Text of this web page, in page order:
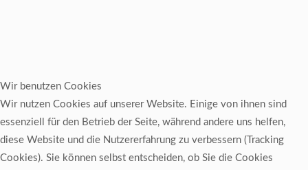
Wir benutzen Cookies
Wir nutzen Cookies auf unserer Website. Einige von ihnen sind
essenziell für den Betrieb der Seite, während andere uns helfen,
diese Website und die Nutzererfahrung zu verbessern (Tracking
Cookies). Sie können selbst entscheiden, ob Sie die Cookies